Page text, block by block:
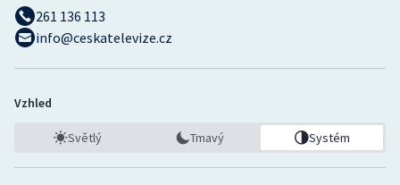
261 136 113
info@ceskatelevize.cz
Vzhled
Světlý Tmavý Systém